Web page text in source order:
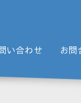
い合わせ お問